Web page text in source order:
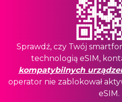
Sprawdź, czy Twój
technologią eSIM,
kompatybilnych
operator nie zablokował
eSIM.